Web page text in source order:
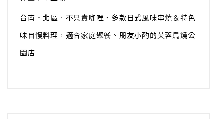
台南．北區．不只賣咖哩、多款日式風味串燒＆特色
味自慢料理，適合家庭聚餐、朋友小酌的芙蓉鳥燒公
園店